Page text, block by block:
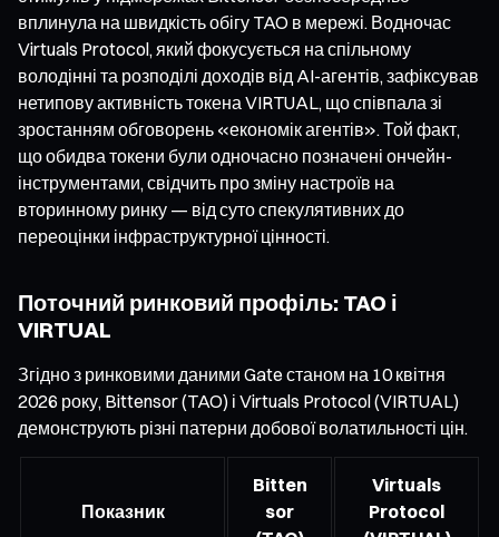
вплинула на швидкість обігу TAO в мережі. Водночас
Virtuals Protocol, який фокусується на спільному
володінні та розподілі доходів від AI-агентів, зафіксував
нетипову активність токена VIRTUAL, що співпала зі
зростанням обговорень «економік агентів». Той факт,
що обидва токени були одночасно позначені ончейн-
інструментами, свідчить про зміну настроїв на
вторинному ринку — від суто спекулятивних до
переоцінки інфраструктурної цінності.
Поточний ринковий профіль: TAO і
VIRTUAL
Згідно з ринковими даними Gate станом на 10 квітня
2026 року, Bittensor (TAO) і Virtuals Protocol (VIRTUAL)
демонструють різні патерни добової волатильності цін.
Показник
Bitten
sor
Virtuals
Protocol